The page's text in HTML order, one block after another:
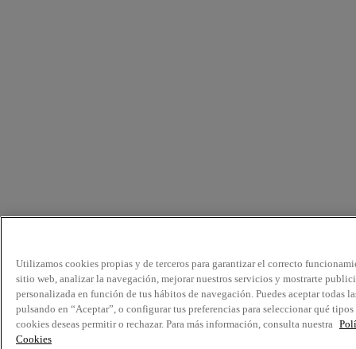
Utilizamos cookies propias y de terceros para garantizar el correcto
sitio web, analizar la navegación, mejorar nuestros servicios y mostrarte
personalizada en función de tus hábitos de navegación. Puedes aceptar todas
pulsando en “Aceptar”, o configurar tus preferencias para seleccionar qué tipos
cookies deseas permitir o rechazar. Para más información, consulta nuestra
Cookies